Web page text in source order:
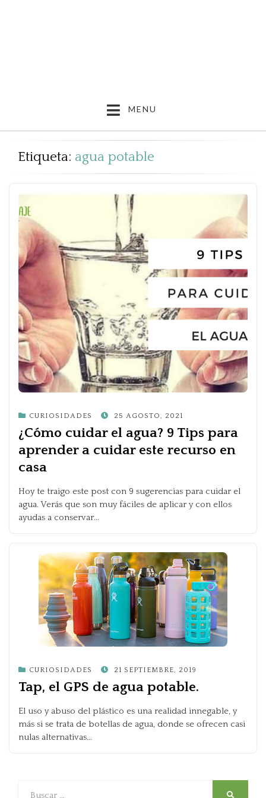
MENU
Etiqueta: agua potable
CURIOSIDADES
POSTED
25 AGOSTO, 2021
¿Cómo cuidar el agua? 9 Tips para
aprender a cuidar este recurso en
casa
Hoy te traigo este post con 9 sugerencias para cuidar el
agua. Verás que son muy fáciles de aplicar y con ellos
ayudas a conservar…
CURIOSIDADES
POSTED
21 SEPTIEMBRE, 2019
Tap, el GPS de agua potable.
El uso y abuso del plástico es una realidad innegable, y
más si se trata de botellas de agua, donde se ofrecen casi
nulas alternativas…